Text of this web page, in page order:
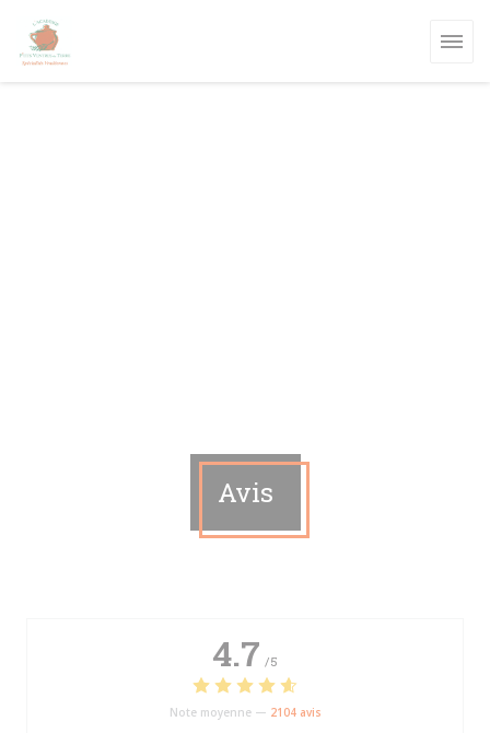
Avis
4.7 /5
Note moyenne — 2104 avis